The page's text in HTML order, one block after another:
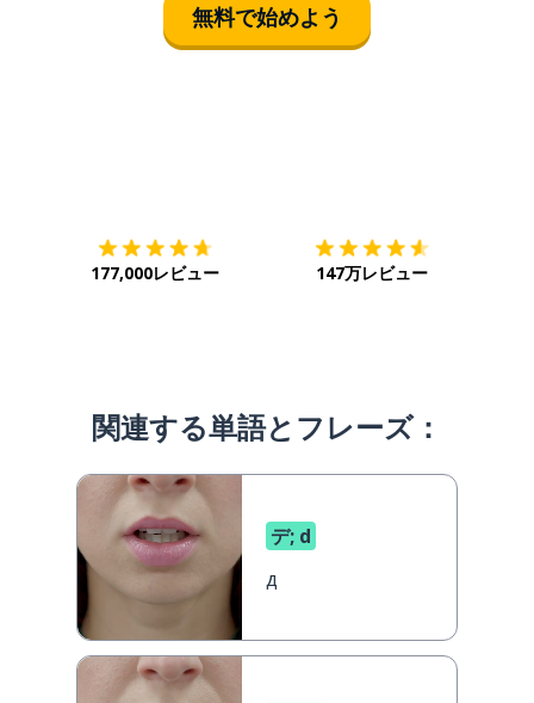
無料で始めよう
177,000レビュー 147万レビュー
関連する単語とフレーズ：
デ; d
д